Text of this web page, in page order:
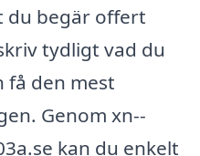
du begär offert
tydligt vad du
få den mest
Genom xn--
kan du enkelt